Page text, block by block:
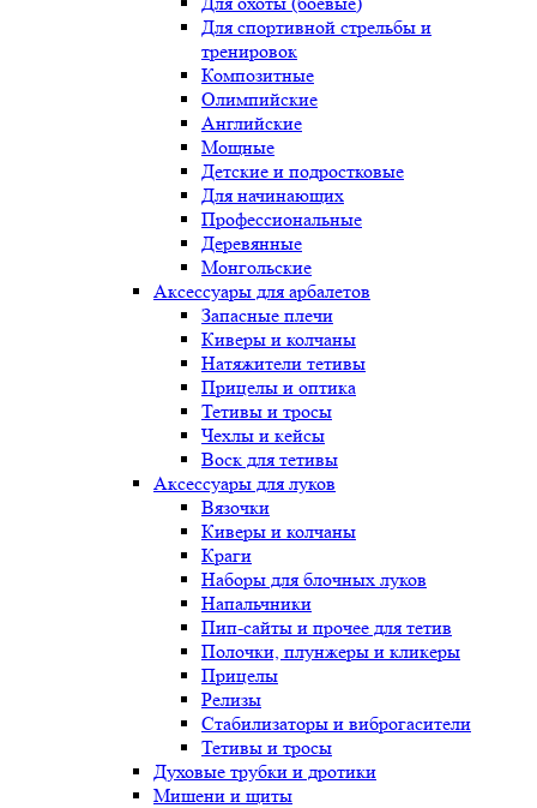
Для спортивной стрельбы и
тренировок
Композитные
Олимпийские
Английские
Мощные
Детские и подростковые
Для начинающих
Профессиональные
Деревянные
Монгольские
Аксессуары для арбалетов
Запасные плечи
Киверы и колчаны
Натяжители тетивы
Прицелы и оптика
Тетивы и тросы
Чехлы и кейсы
Воск для тетивы
Аксессуары для луков
Вязочки
Киверы и колчаны
Краги
Наборы для блочных луков
Напальчники
Пип-сайты и прочее для тетив
Полочки, плунжеры и кликеры
Прицелы
Релизы
Стабилизаторы и виброгасители
Тетивы и тросы
Духовые трубки и дротики
Мишени и щиты